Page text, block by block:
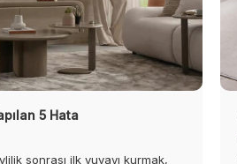
5 Hata
sonrası ilk yuvayı kurmak,